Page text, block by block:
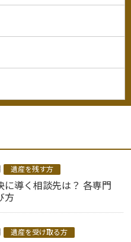
遺産を残す方
に導く相談先は？ 各専門
方
遺産を受け取る方